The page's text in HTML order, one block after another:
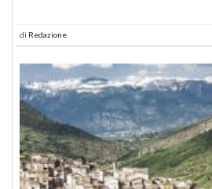
di Redazione